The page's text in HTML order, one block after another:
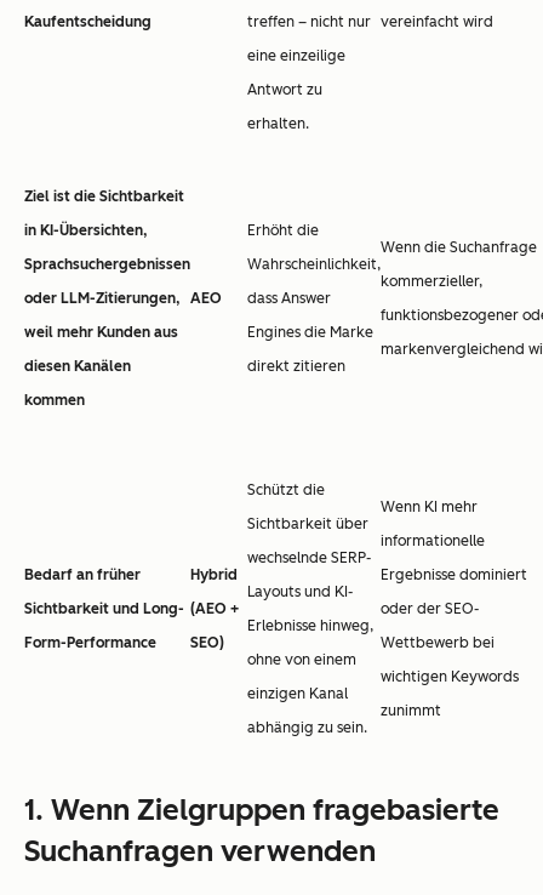
Kaufentscheidung
treffen – nicht nur
eine einzeilige
Antwort zu
erhalten.
vereinfacht wird
Ziel ist die Sichtbarkeit
in KI-Übersichten,
Sprachsuchergebnissen
oder LLM-Zitierungen,
weil mehr Kunden aus
diesen Kanälen
kommen
AEO
Erhöht die
Wahrscheinlichkeit,
dass Answer
Engines die Marke
direkt zitieren
Wenn die Suchanfrage
kommerzieller,
funktionsbezogener
markenvergleichend
Bedarf an früher
Sichtbarkeit und Long-
Form-Performance
Hybrid
(AEO +
SEO)
Schützt die
Sichtbarkeit über
wechselnde SERP-
Layouts und KI-
Erlebnisse hinweg,
ohne von einem
einzigen Kanal
abhängig zu sein.
Wenn KI mehr
informationelle
Ergebnisse dominiert
oder der SEO-
Wettbewerb bei
wichtigen Keywords
zunimmt
1. Wenn Zielgruppen fragebasierte
Suchanfragen verwenden